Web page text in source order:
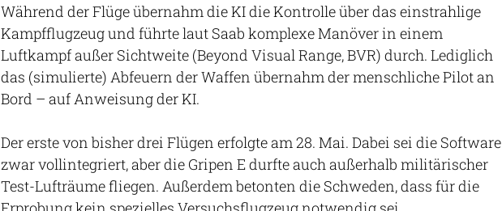
Während der Flüge übernahm die KI die Kontrolle über das einstrahlige
Kampfflugzeug und führte laut Saab komplexe Manöver in einem
Luftkampf außer Sichtweite (Beyond Visual Range, BVR) durch. Lediglich
das (simulierte) Abfeuern der Waffen übernahm der menschliche Pilot an
Bord – auf Anweisung der KI.
Der erste von bisher drei Flügen erfolgte am 28. Mai. Dabei sei die Software
zwar vollintegriert, aber die Gripen E durfte auch außerhalb militärischer
Test-Lufträume fliegen. Außerdem betonten die Schweden, dass für die